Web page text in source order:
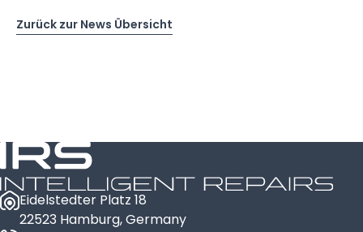
Zurück zur News Übersicht
Eidelstedter Platz 18
22523 Hamburg, Germany